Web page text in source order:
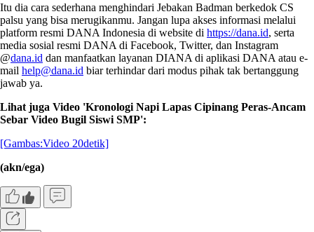
Itu dia cara sederhana menghindari Jebakan Badman berkedok CS
palsu yang bisa merugikanmu. Jangan lupa akses informasi melalui
platform resmi DANA Indonesia di website di https://dana.id, serta
media sosial resmi DANA di Facebook, Twitter, dan Instagram
@dana.id dan manfaatkan layanan DIANA di aplikasi DANA atau e-
mail help@dana.id biar terhindar dari modus pihak tak bertanggung
jawab ya.
Lihat juga Video 'Kronologi Napi Lapas Cipinang Peras-Ancam
Sebar Video Bugil Siswi SMP':
[Gambas:Video 20detik]
(akn/ega)